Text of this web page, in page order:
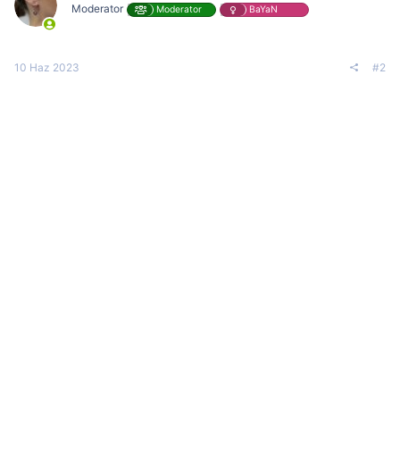
Moderator Moderator BaYaN
10 Haz 2023 #2